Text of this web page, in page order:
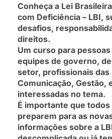
Conheça a Lei
com Deficiência – LBI,
desafios,
direitos.
Um curso para
equipes de governo,
setor, profissionais das
Comunicação, Gestão,
interessadas no tema.
É importante que
preparem para as
informações sobre a